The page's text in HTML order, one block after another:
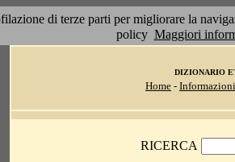
di terze parti per migliorare la
policy Maggiori
DIZIONARIO
Home - Informazioni
RICERCA